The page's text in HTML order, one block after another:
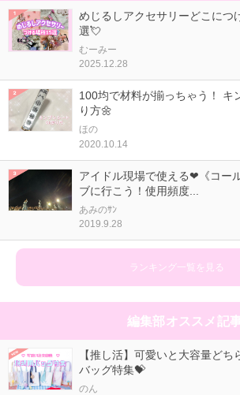
めじるしアクセサリーどこにつ
選💘
むーみー
2025.12.28
100均で材料が揃っちゃう！ キ
り方🌼
ほの
2020.10.14
アイドル現場で使える❤《コー
ブに行こう！使用頻度...
あみのｻﾝ
2019.9.28
ランキング一覧を見る
編集部オススメ記
【推し活】可愛いと大容量どち
バッグ特集💝
のん